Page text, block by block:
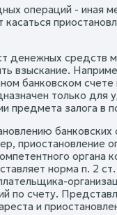
операций - иная
денежных средств
взыскание.
банковском
только
залога в
приостановление
норма п. 2
по счету.
и